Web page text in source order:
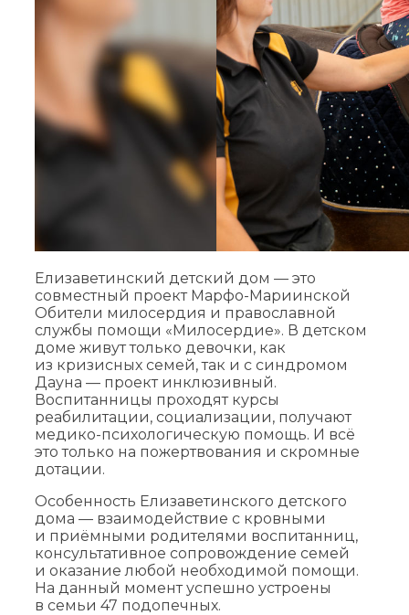
Елизаветинский детский дом — это
совместный проект Марфо-Мариинской
Обители милосердия и православной
службы помощи «Милосердие». В детском
доме живут только девочки, как
из кризисных семей, так и с синдромом
Дауна — проект инклюзивный.
Воспитанницы проходят курсы
реабилитации, социализации, получают
медико-психологическую помощь. И всё
это только на пожертвования и скромные
дотации.
Особенность Елизаветинского детского
дома — взаимодействие с кровными
и приёмными родителями воспитанниц,
консультативное сопровождение семей
и оказание любой необходимой помощи.
На данный момент успешно устроены
в семьи 47 подопечных.